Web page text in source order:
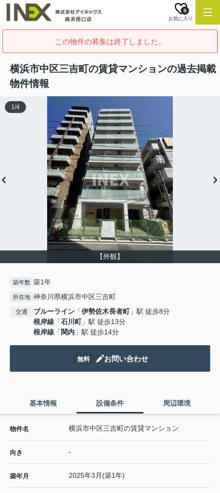
お気に入り
0
この物件の募集は終了しました。
横浜市中区三吉町の賃貸マンションの過去掲載
物件情報
【外観】
1/4
築年数 築1年
所在地 神奈川県横浜市中区三吉町
交通 ブルーライン 「伊勢佐木長者町」駅 徒歩8分
根岸線 「石川町」駅 徒歩13分
根岸線 「 関内 」駅 徒歩14分
無料 お問い合わせ
基本情報 設備条件 周辺環境
物件名 横浜市中区三吉町の賃貸マンション
向き -
築年月 2025年3月(築1年)